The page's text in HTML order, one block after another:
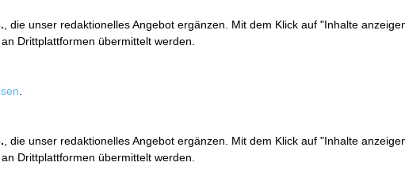
, die unser redaktionelles Angebot ergänzen. Mit dem Klick auf "Inhalte
Drittplattformen übermittelt werden.
, die unser redaktionelles Angebot ergänzen. Mit dem Klick auf "Inhalte
Drittplattformen übermittelt werden.